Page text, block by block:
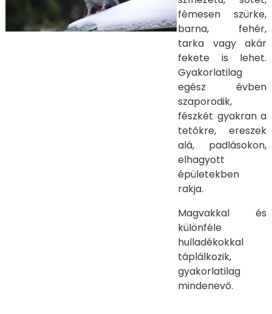
fémesen szürke,
barna, fehér,
tarka vagy akár
fekete is lehet.
Gyakorlatilag
egész évben
szaporodik,
fészkét gyakran a
tetőkre, ereszek
alá, padlásokon,
elhagyott
épületekben
rakja.
Magvakkal és
különféle
hulladékokkal
táplálkozik,
gyakorlatilag
mindenevő.